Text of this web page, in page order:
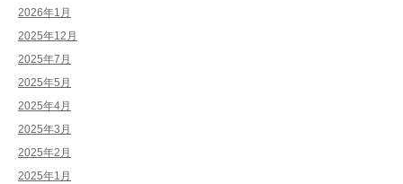
2026年1月
2025年12月
2025年7月
2025年5月
2025年4月
2025年3月
2025年2月
2025年1月